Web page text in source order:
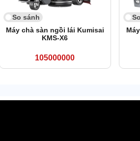
So sánh
Máy chà sàn ngồi lái Kumisai
KMS-X6
105000000